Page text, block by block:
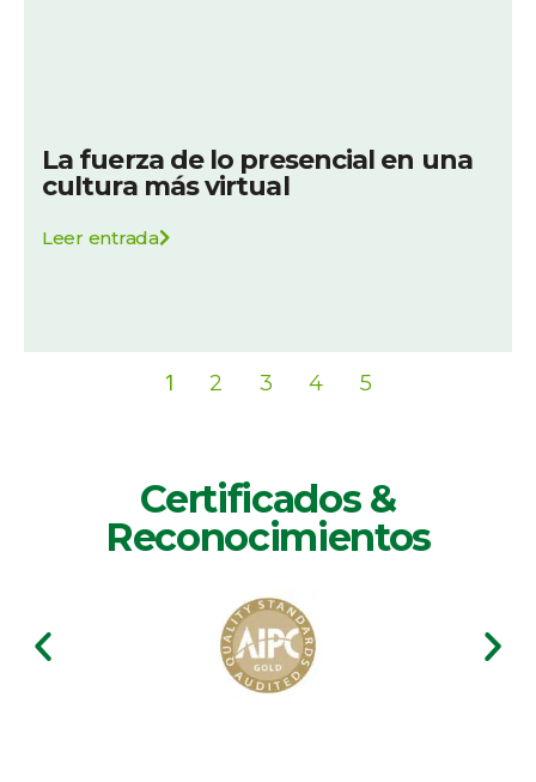
La fuerza de lo presencial en una
cultura más virtual
Leer entrada
1 2 3 4 5
Certificados &
Reconocimientos